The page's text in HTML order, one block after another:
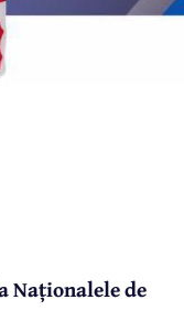
Naționalele de